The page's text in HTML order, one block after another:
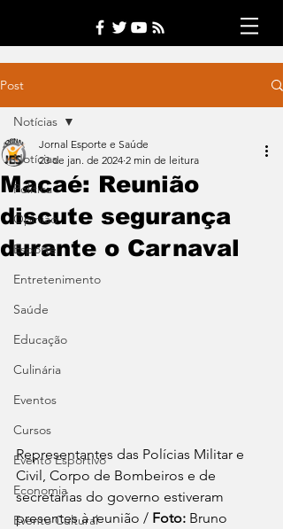
Post
Notícias
Política
Opinião
Esporte
Entretenimento
Saúde
Educação
Culinária
Eventos
Cursos
Evento Esportivo
Economia
Evento Cultural
Notícias
Macaé: Reunião
discute segurança
durante o Carnaval
Jornal Esporte e Saúde
23 de jan. de 2024 2 min de leitura
Representantes das Polícias Militar e
Civil, Corpo de Bombeiros e de
secretarias do governo estiveram
presentes à reunião / Foto: Bruno